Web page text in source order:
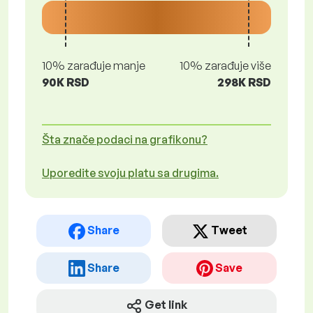
10% zarađuje manje
90K RSD
10% zarađuje više
298K RSD
Šta znače podaci na grafikonu?
Uporedite svoju platu sa drugima.
Share Tweet
Share Save
Get link